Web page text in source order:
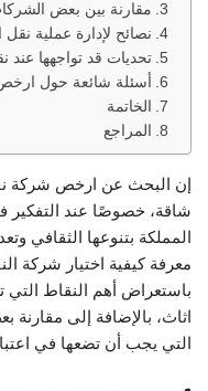
مقارنة بين بعض
نصائح لإدارة عملية نقل
تحديات قد تواجهها عند
أسئلة شائعة حول
الخاتمة
المراجع
إن البحث عن ارخص شركة
شاقة، خصوصًا عند التفكير
المملكة بتنوعها الثقافي
معرفة كيفية اختيار شركة
باستعراض أهم النقاط
اثاث، بالإضافة إلى مقارنة
التي يجب أن تضعها في